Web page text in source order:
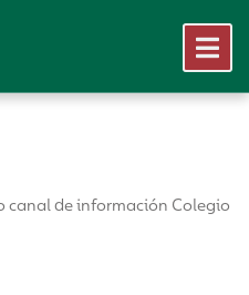
canal de información Colegio